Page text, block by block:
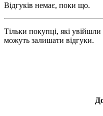
Відгуків немає, поки що.
Тільки покупці, які
можуть залишати відгуки.